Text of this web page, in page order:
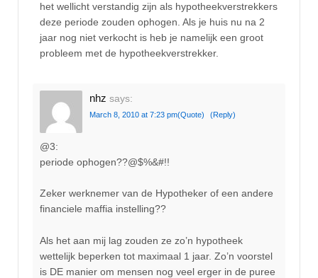
het wellicht verstandig zijn als hypotheekverstrekkers
deze periode zouden ophogen. Als je huis nu na 2
jaar nog niet verkocht is heb je namelijk een groot
probleem met de hypotheekverstrekker.
nhz says:
March 8, 2010 at 7:23 pm(Quote) (Reply)
@3:
periode ophogen??@$%&#!!
Zeker werknemer van de Hypotheker of een andere
financiele maffia instelling??
Als het aan mij lag zouden ze zo’n hypotheek
wettelijk beperken tot maximaal 1 jaar. Zo’n voorstel
is DE manier om mensen nog veel erger in de puree